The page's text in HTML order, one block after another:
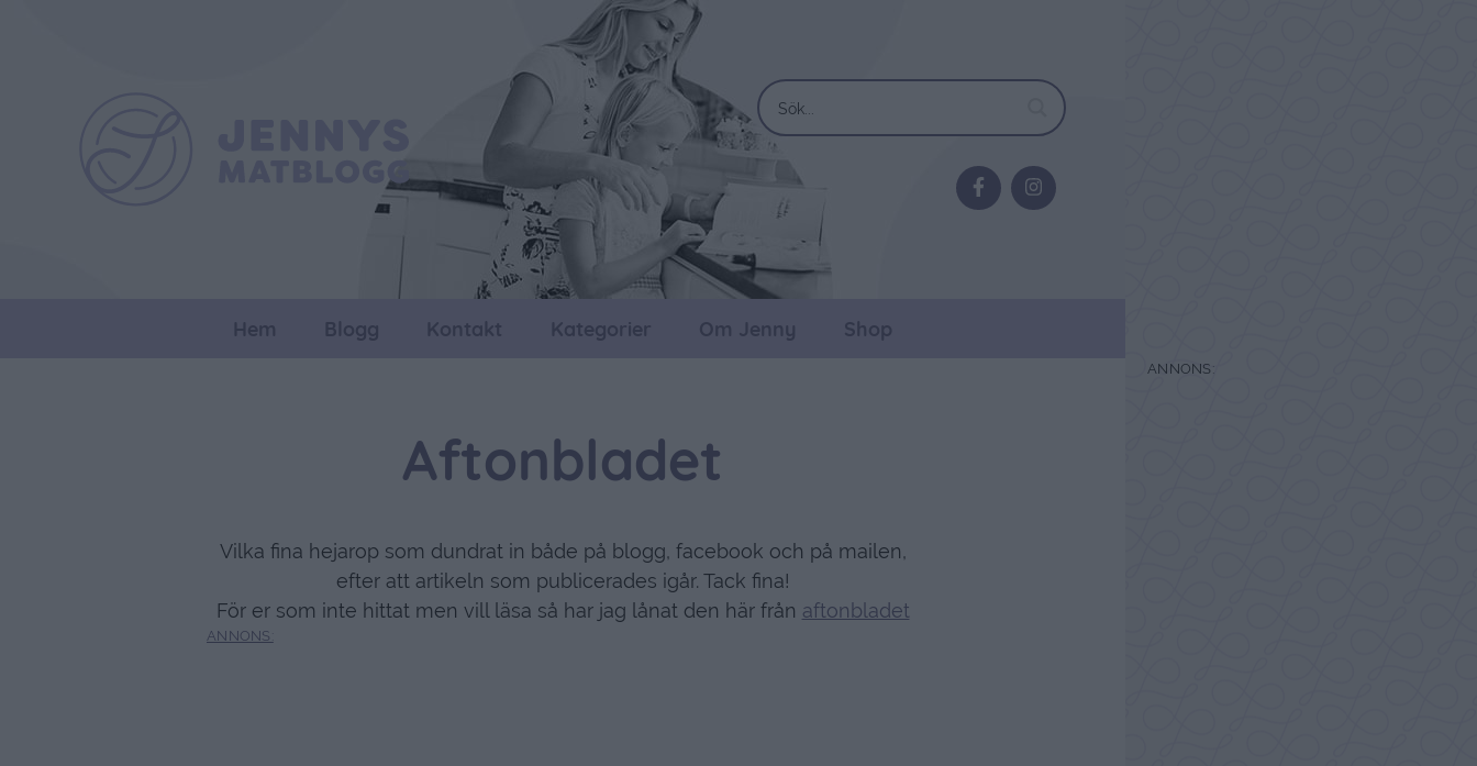
Hem Blogg Kontakt Kategorier Om Jenny Shop
Aftonbladet
Vilka fina hejarop som dundrat in både på blogg, facebook och på mailen,
efter att artikeln som publicerades igår. Tack fina!
För er som inte hittat men vill läsa så har jag lånat den här från aftonbladet